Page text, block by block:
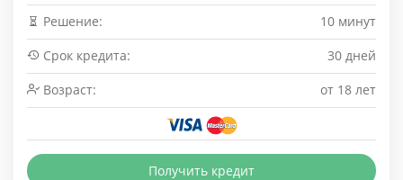
Решение:
10 минут
Срок кредита:
30 дней
Возраст:
от 18 лет
Получить кредит